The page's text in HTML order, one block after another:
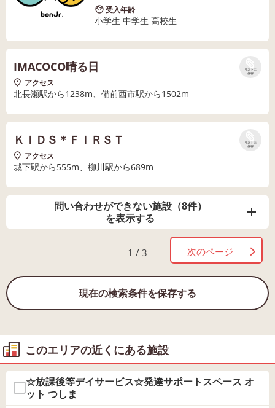
受入年齢
小学生 中学生 高校生
リストに
保存
IMACOCO晴る日
アクセス
北長瀬駅から1238m、備前西市駅から1502m
リストに
保存
ＫＩＤＳ＊ＦＩＲＳＴ
アクセス
城下駅から555m、柳川駅から689m
問い合わせができない施設（8件）
を表示する
1 / 3 次のページ
現在の検索条件を保存する
このエリアの近くにある施設
☆放課後等デイサービス☆発達サポートスペース オ
ット つしま